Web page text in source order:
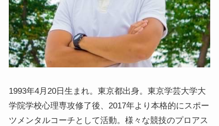
1993年4月20日生まれ。東京都出身。東京学芸大学大
学院学校心理専攻修了後、2017年より本格的にスポー
ツメンタルコーチとして活動。様々な競技のプロアス